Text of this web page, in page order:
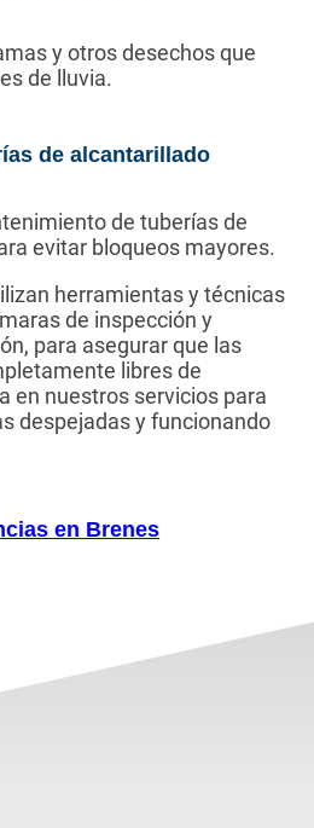
y otros desechos que
de lluvia.
de alcantarillado
de tuberías de
evitar bloqueos mayores.
herramientas y técnicas
de inspección y
para asegurar que las
libres de
en nuestros servicios para
despejadas y funcionando
en Brenes